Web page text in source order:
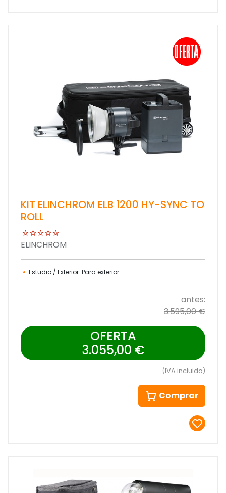
KIT ELINCHROM ELB 1200 HY-SYNC TO
ROLL
ELINCHROM
Estudio / Exterior: Para exterior
antes:
3.595,00 €
OFERTA
3.055,00 €
(IVA incluido)
Comprar